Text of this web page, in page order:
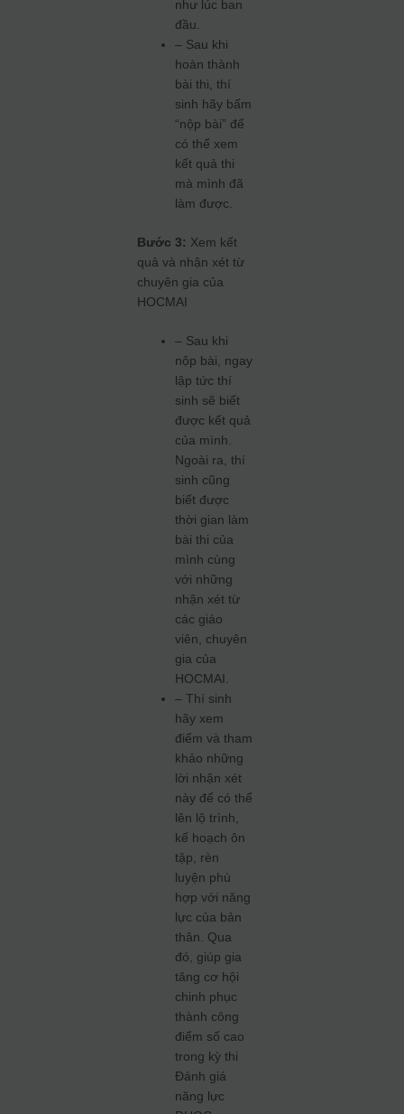
như lúc ban
đầu.
– Sau khi
hoàn thành
bài thi, thí
sinh hãy bấm
“nộp bài” để
có thể xem
kết quả thi
mà mình đã
làm được.
Bước 3: Xem kết
quả và nhận xét từ
chuyên gia của
HOCMAI
– Sau khi
nộp bài, ngay
lập tức thí
sinh sẽ biết
được kết quả
của mình.
Ngoài ra, thí
sinh cũng
biết được
thời gian làm
bài thi của
mình cùng
với những
nhận xét từ
các giáo
viên, chuyên
gia của
HOCMAI.
– Thí sinh
hãy xem
điểm và tham
khảo những
lời nhận xét
này để có thể
lên lộ trình,
kế hoạch ôn
tập, rèn
luyện phù
hợp với năng
lực của bản
thân. Qua
đó, giúp gia
tăng cơ hội
chinh phục
thành công
điểm số cao
trong kỳ thi
Đánh giá
năng lực